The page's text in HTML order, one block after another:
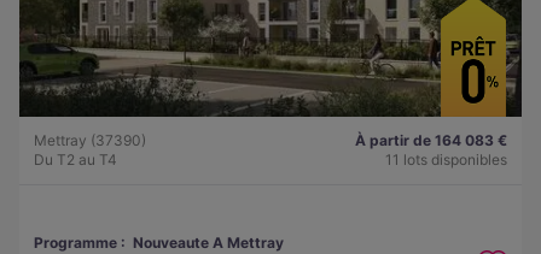
Mettray (37390)
Du T2 au T4
À partir de 164 083 €
11 lots disponibles
Programme : Nouveaute A Mettray